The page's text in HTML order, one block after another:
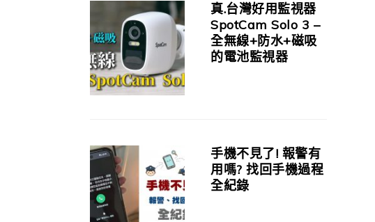
真.台灣好用監視器
SpotCam Solo 3 –
全無線+防水+磁吸
的電池監視器
手機不見了! 報警有
用嗎? 找回手機過程
全紀錄